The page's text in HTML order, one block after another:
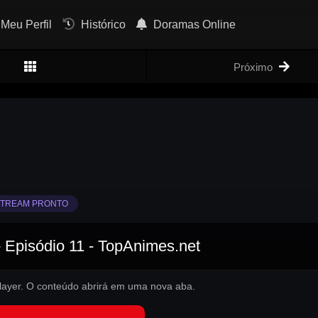
Perfil Histórico Doramas Online
Próximo
PRONTO
11 - TopAnimes.net
O conteúdo abrirá em uma nova aba.